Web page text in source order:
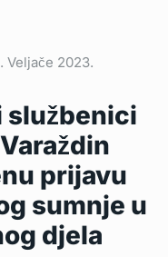
Veljače 2023.
službenici
prijavu
sumnje u
djela